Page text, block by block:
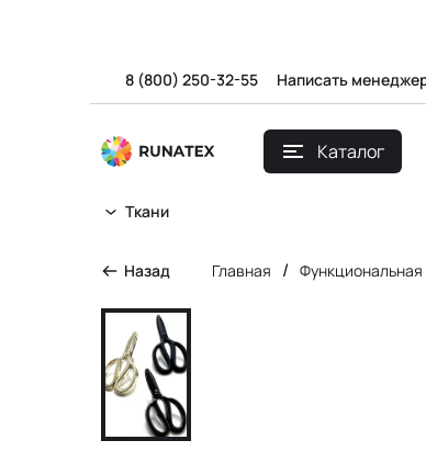
8 (800) 250-32-55 Написать
Каталог
Ткани
Назад Главная / Функциональная